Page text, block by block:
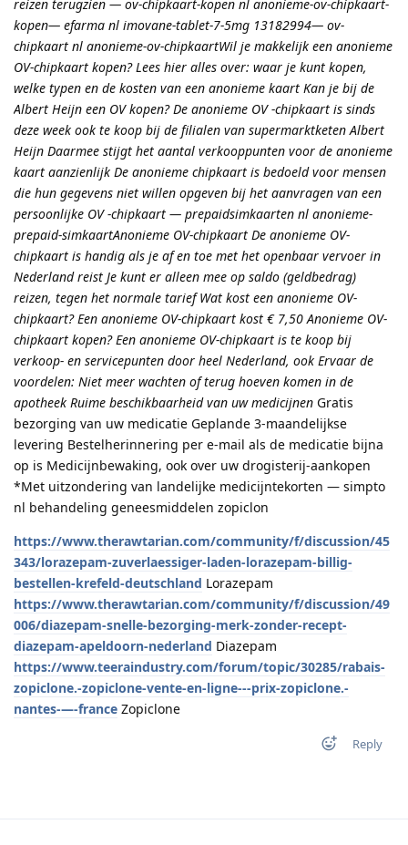
reizen terugzien — ov-chipkaart-kopen nl anonieme-ov-chipkaart-
kopen— efarma nl imovane-tablet-7-5mg 13182994— ov-
chipkaart nl anonieme-ov-chipkaartWil je makkelijk een anonieme
OV-chipkaart kopen? Lees hier alles over: waar je kunt kopen,
welke typen en de kosten van een anonieme kaart Kan je bij de
Albert Heijn een OV kopen? De anonieme OV -chipkaart is sinds
deze week ook te koop bij de filialen van supermarktketen Albert
Heijn Daarmee stijgt het aantal verkooppunten voor de anonieme
kaart aanzienlijk De anonieme chipkaart is bedoeld voor mensen
die hun gegevens niet willen opgeven bij het aanvragen van een
persoonlijke OV -chipkaart — prepaidsimkaarten nl anonieme-
prepaid-simkaartAnonieme OV-chipkaart De anonieme OV-
chipkaart is handig als je af en toe met het openbaar vervoer in
Nederland reist Je kunt er alleen mee op saldo (geldbedrag)
reizen, tegen het normale tarief Wat kost een anonieme OV-
chipkaart? Een anonieme OV-chipkaart kost € 7,50 Anonieme OV-
chipkaart kopen? Een anonieme OV-chipkaart is te koop bij
verkoop- en servicepunten door heel Nederland, ook Ervaar de
voordelen: Niet meer wachten of terug hoeven komen in de
apotheek Ruime beschikbaarheid van uw medicijnen Gratis
bezorging van uw medicatie Geplande 3-maandelijkse
levering Bestelherinnering per e-mail als de medicatie bijna
op is Medicijnbewaking, ook over uw drogisterij-aankopen
*Met uitzondering van landelijke medicijntekorten — simpto
nl behandeling geneesmiddelen zopiclon
https://www.therawtarian.com/community/f/discussion/45
343/lorazepam-zuverlaessiger-laden-lorazepam-billig-
bestellen-krefeld-deutschland Lorazepam
https://www.therawtarian.com/community/f/discussion/49
006/diazepam-snelle-bezorging-merk-zonder-recept-
diazepam-apeldoorn-nederland Diazepam
https://www.teeraindustry.com/forum/topic/30285/rabais-
zopiclone.-zopiclone-vente-en-ligne---prix-zopiclone.-
nantes-—-france Zopiclone
Reply